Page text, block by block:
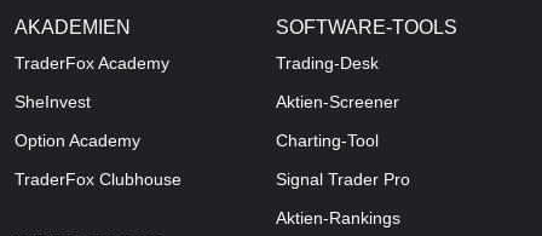
AKADEMIEN
TraderFox Academy
SheInvest
Option Academy
TraderFox Clubhouse
SOFTWARE-TOOLS
Trading-Desk
Aktien-Screener
Charting-Tool
Signal Trader Pro
Aktien-Rankings